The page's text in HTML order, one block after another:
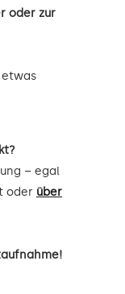
oder zur
etwas
– egal
oder über